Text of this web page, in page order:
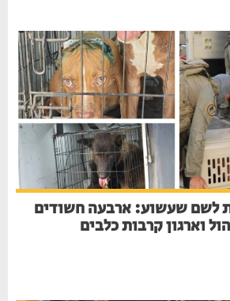
שעשוע: ארבעה חשודים
קרבות כלבים